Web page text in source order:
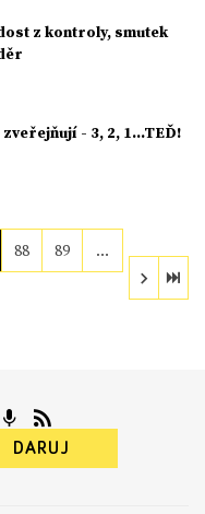
z kontroly, smutek
zveřejňují - 3, 2, 1…TEĎ!
88 89 …
DARUJ